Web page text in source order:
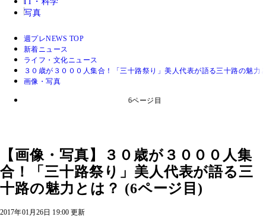
写真
週プレNEWS TOP
新着ニュース
ライフ・文化ニュース
３０歳が３０００人集合！「三十路祭り」美人代表が語る三十路の魅力
画像・写真
6ページ目
【画像・写真】３０歳が３０００人集
合！「三十路祭り」美人代表が語る三
十路の魅力とは？ (6ページ目)
2017年01月26日 19:00 更新